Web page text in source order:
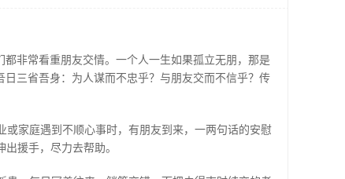
非常看重朋友交情。一个人一生如果孤立无朋，那是
三省吾身：为人谋而不忠乎？与朋友交而不信乎？传
家庭遇到不顺心事时，有朋友到来，一两句话的安慰
援手，尽力去帮助。